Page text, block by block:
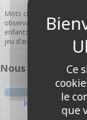
Mots clefs
observation, rapidité,
enfants, party game,
jeu d’ambiance, motifs
Nous vous
AMBIANCE
Jungle Speed Eco
Ce
le
que